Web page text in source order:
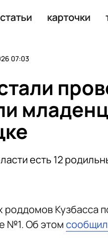
статьи карточки
07:03
есть 12
роддомов Кузбасса
№1. Об этомсообщил